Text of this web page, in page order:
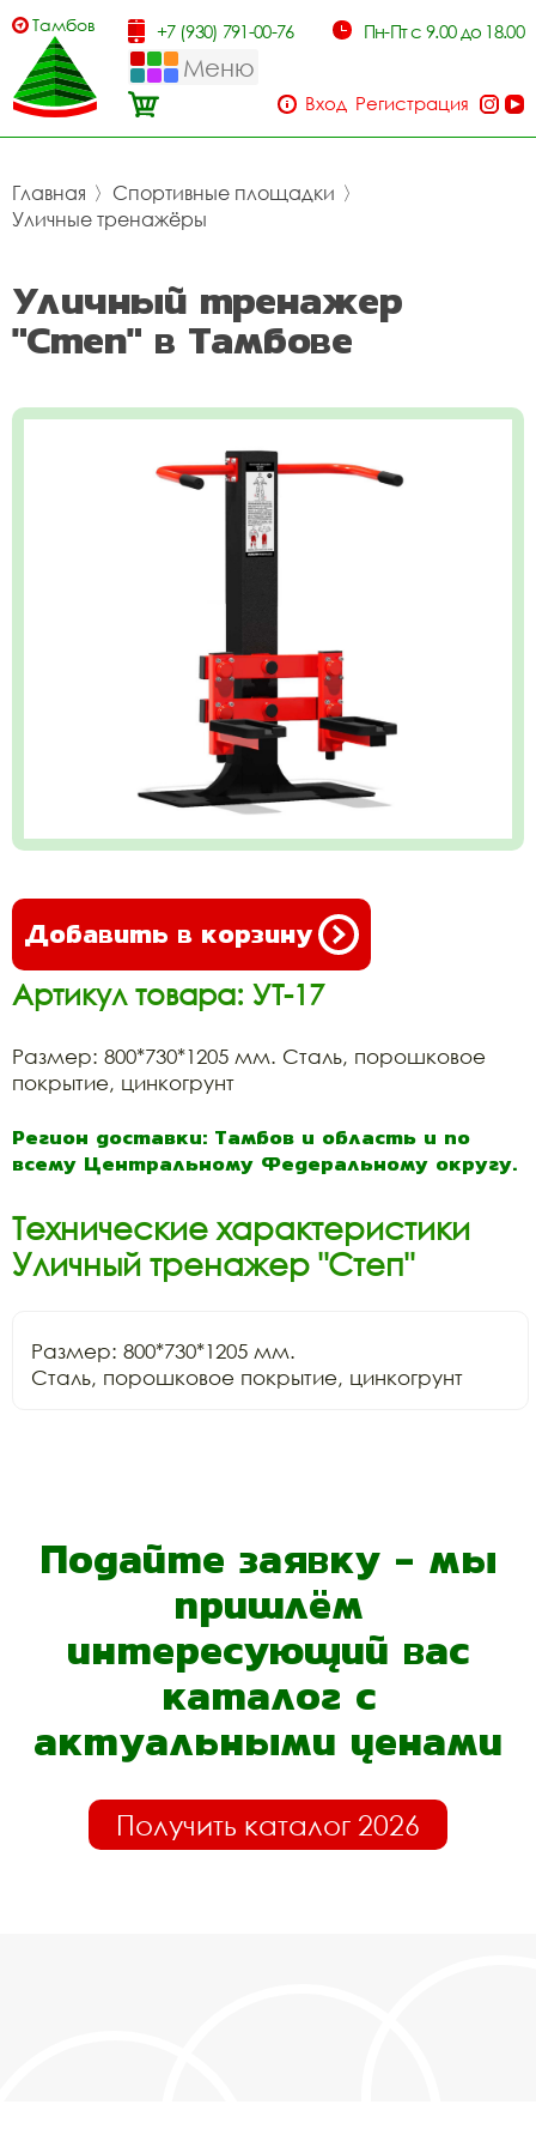
Тамбов +7 (930) 791-00-76 Пн-Пт с 9.00 до 18.00
Меню
Вход Регистрация
Главная 〉 Спортивные площадки 〉
Уличные тренажёры
Уличный тренажер
"Степ" в Тамбове
Добавить в корзину
Артикул товара: УТ-17
Размер: 800*730*1205 мм. Сталь, порошковое
покрытие, цинкогрунт
Регион доставки: Тамбов и область и по
всему Центральному Федеральному округу.
Технические характеристики
Уличный тренажер "Степ"
Размер: 800*730*1205 мм.
Сталь, порошковое покрытие, цинкогрунт
Подайте заявку - мы
пришлём
интересующий вас
каталог с
актуальными ценами
Получить каталог 2026